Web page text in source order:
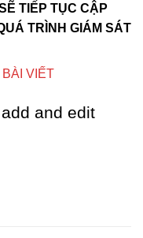
TIẾP TỤC CẬP
TRÌNH GIÁM SÁT
VIẾT
and edit